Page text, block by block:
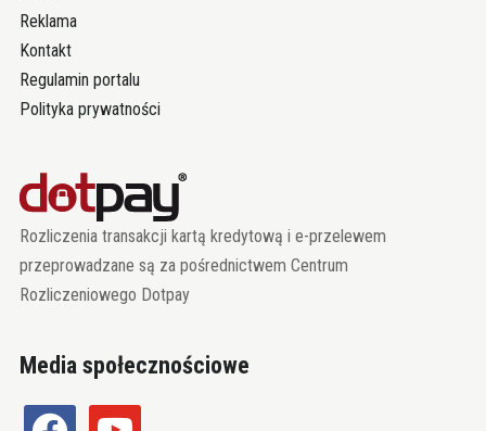
Reklama
Kontakt
Regulamin portalu
Polityka prywatności
Rozliczenia transakcji kartą kredytową i e-przelewem
przeprowadzane są za pośrednictwem Centrum
Rozliczeniowego Dotpay
Media społecznościowe
facebook youtube